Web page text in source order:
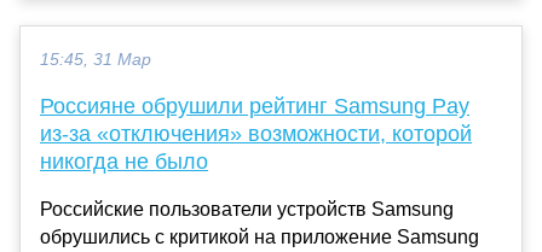
15:45, 31 Мар
Россияне обрушили рейтинг Samsung Pay
из-за «отключения» возможности, которой
никогда не было
Российские пользователи устройств Samsung
обрушились с критикой на приложение Samsung